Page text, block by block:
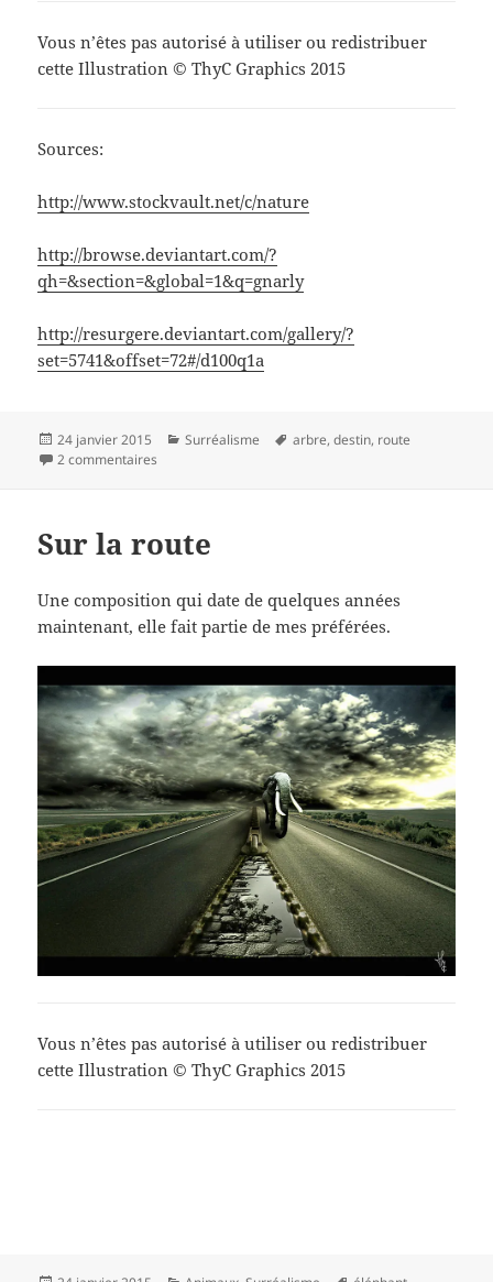
Vous n’êtes pas autorisé à utiliser ou redistribuer
cette Illustration © ThyC Graphics 2015
Sources:
http://www.stockvault.net/c/nature
http://browse.deviantart.com/?
qh=&section=&global=1&q=gnarly
http://resurgere.deviantart.com/gallery/?
set=5741&offset=72#/d100q1a
Publié
le
24 janvier 2015 Catégories
Surréalisme
Mots-
arbre,destin, route
2 commentaires
Sur la route
Une composition qui date de quelques années
maintenant, elle fait partie de mes préférées.
Vous n’êtes pas autorisé à utiliser ou redistribuer
cette Illustration © ThyC Graphics 2015